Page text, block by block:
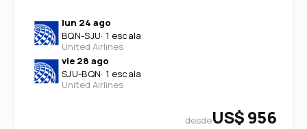
lun 24 ago
BQN-SJU· 1 escala
United Airlines
vie 28 ago
SJU-BQN· 1 escala
United Airlines
desdeUS$ 956